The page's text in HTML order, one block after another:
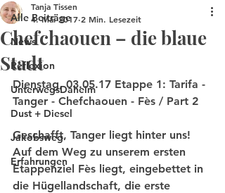
Alle Beiträge
News
Reflexion
UnterwegsDaheim
Dust + Diesel
Jakobsweg
Erfahrungen
Chefchaouen – die blaue
Stadt
Tanja Tissen
4. Mai 2017 2 Min. Lesezeit
Dienstag, 03.05.17 Etappe 1: Tarifa -
Tanger - Chefchaouen - Fès / Part 2
Geschafft, Tanger liegt hinter uns!
Auf dem Weg zu unserem ersten
Etappenziel Fès liegt, eingebettet in
die Hügellandschaft, die erste